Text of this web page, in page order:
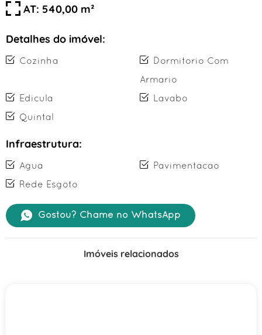
AT: 540,00 m²
Detalhes do imóvel:
Cozinha Dormitorio Com
Armario
Edicula Lavabo
Quintal
Infraestrutura:
Agua Pavimentacao
Rede Esgoto
Gostou? Chame no WhatsApp
Imóveis relacionados